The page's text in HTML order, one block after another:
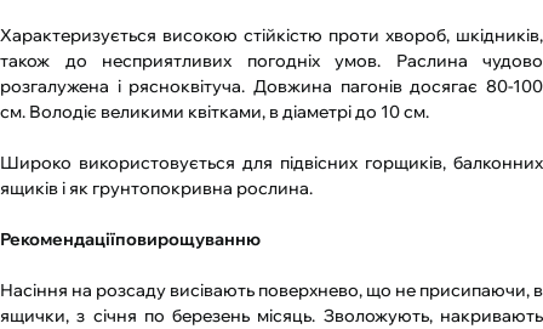
Характеризується високою стійкістю проти хвороб, шкідників,
також до несприятливих погодніх умов. Раслина чудово
розгалужена і рясноквітуча. Довжина пагонів досягає 80-100
см. Володіє великими квітками, в діаметрі до 10 см.
Широко використовується для підвісних горщиків, балконних
ящиків і як грунтопокривна рослина.
Рекомендаціїповирощуванню
Насіння на розсаду висівають поверхнево, що не присипаючи, в
ящички, з січня по березень місяць. Зволожують, накривають